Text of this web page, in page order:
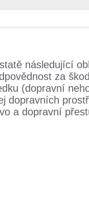
následující
za
(dopravní
dopravních
a dopravní